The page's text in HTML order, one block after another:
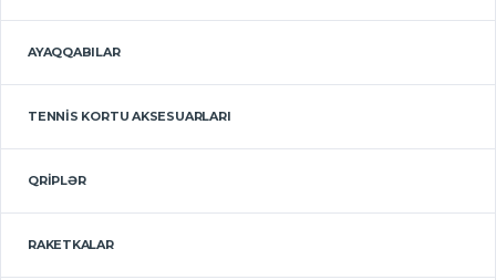
AYAQQABILAR
TENNIS KORTU AKSESUARLARI
QRIPLƏR
RAKETKALAR